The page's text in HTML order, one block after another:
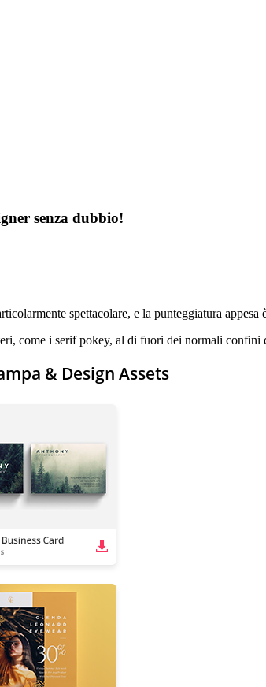
senza dubbio!
spettacolare, e la punteggiatura appesa
come i serif pokey, al di fuori dei normali confini
& Design Assets